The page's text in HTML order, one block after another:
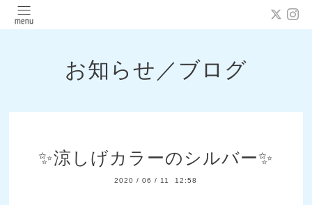
お知らせ／ブログ
✨涼しげカラーのシルバー✨
2020 /06 / 11 12:58